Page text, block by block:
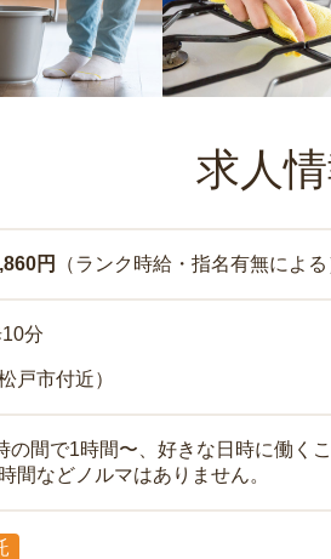
求人
円 （ランク時給・指名有無によ
分
戸市付近）
の間で1時間〜、好きな日時に働く
間などノルマはありません。